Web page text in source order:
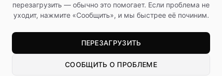
перезагрузить — обычно это помогает. Если проблема не
уходит, нажмите «Сообщить», и мы быстрее её починим.
ПЕРЕЗАГРУЗИТЬ
СООБЩИТЬ О ПРОБЛЕМЕ